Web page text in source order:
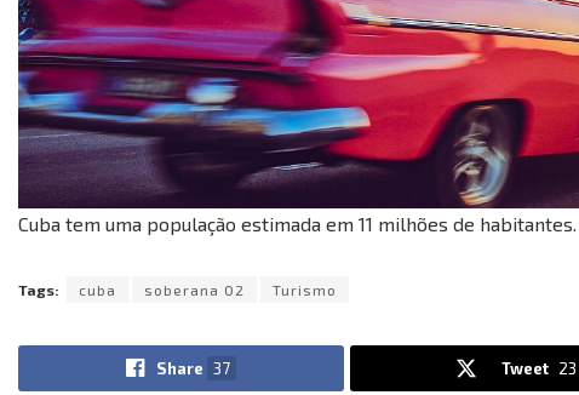
Cuba tem uma população estimada em 11 milhões de habitantes.
Tags: cuba soberana 02 Turismo
Share 37 Tweet 23